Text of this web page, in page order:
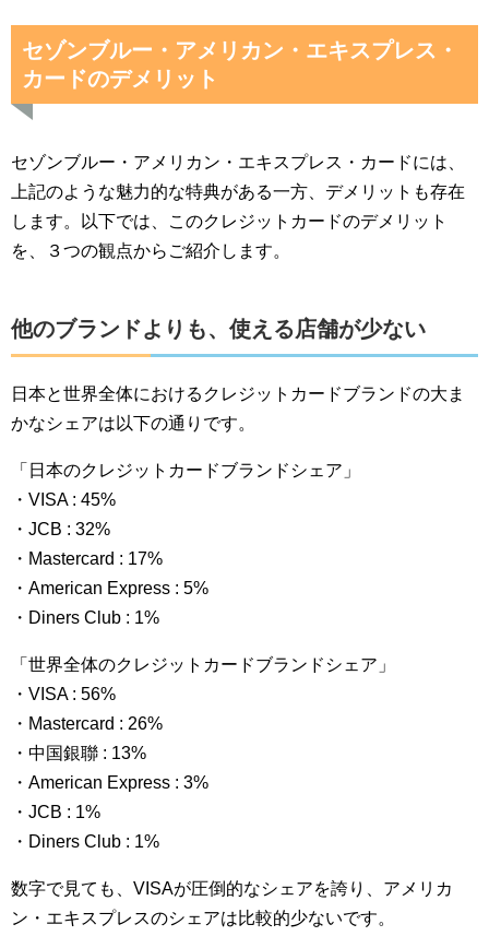
セゾンブルー・アメリカン・エキスプレス・
カードのデメリット
セゾンブルー・アメリカン・エキスプレス・カードには、
上記のような魅力的な特典がある一方、デメリットも存在
します。以下では、このクレジットカードのデメリット
を、３つの観点からご紹介します。
他のブランドよりも、使える店舗が少ない
日本と世界全体におけるクレジットカードブランドの大ま
かなシェアは以下の通りです。
「日本のクレジットカードブランドシェア」
・VISA : 45%
・JCB : 32%
・Mastercard : 17%
・American Express : 5%
・Diners Club : 1%
「世界全体のクレジットカードブランドシェア」
・VISA : 56%
・Mastercard : 26%
・中国銀聯 : 13%
・American Express : 3%
・JCB : 1%
・Diners Club : 1%
数字で見ても、VISAが圧倒的なシェアを誇り、アメリカ
ン・エキスプレスのシェアは比較的少ないです。